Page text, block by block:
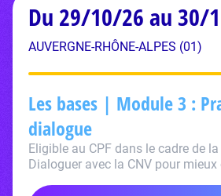
Du 29/10/26 au 30/
AUVERGNE-RHÔNE-ALPES (01)
Les bases | Module 3 :
dialogue
Eligible au CPF dans le cadre de
Dialoguer avec la CNV pour mieux